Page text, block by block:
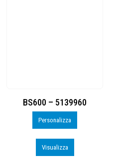
BS600 – 5139960
Personalizza
Visualizza